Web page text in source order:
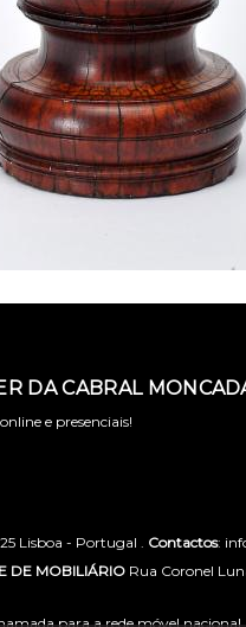
DA CABRAL
e presenciais!
Lisboa - Portugal . Contactos:
DE MOBILIÁRIO Rua Coronel
para a rede móvel nacional